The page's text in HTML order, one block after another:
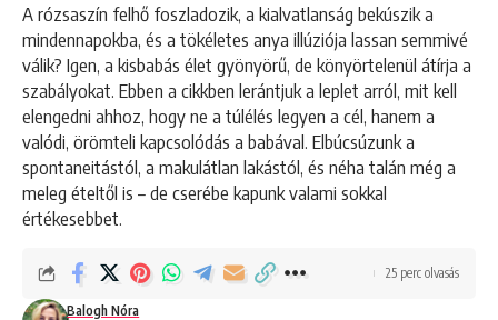
A rózsaszín felhő foszladozik, a kialvatlanság bekúszik a
mindennapokba, és a tökéletes anya illúziója lassan semmivé
válik? Igen, a kisbabás élet gyönyörű, de könyörtelenül átírja a
szabályokat. Ebben a cikkben lerántjuk a leplet arról, mit kell
elengedni ahhoz, hogy ne a túlélés legyen a cél, hanem a
valódi, örömteli kapcsolódás a babával. Elbúcsúzunk a
spontaneitástól, a makulátlan lakástól, és néha talán még a
meleg ételtől is – de cserébe kapunk valami sokkal
értékesebbet.
Balogh Nóra
25 perc olvasás